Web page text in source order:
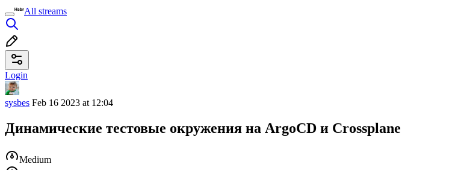
All streams
Login
sysbes Feb 16 2023 at 12:04
Динамические тестовые окружения на ArgoCD и Crossplane
Medium